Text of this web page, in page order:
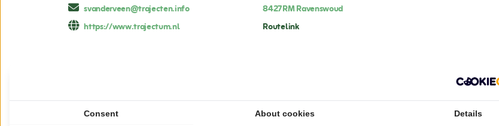
svanderveen@trajecten.info
https://www.trajectum.nl
8427RMRavenswoud
Routelink
intensieve begeleiding nodig hebben. Bewoners ontvangen 24-uurs zorg en wonen in een
huiselijke sfeer, met een eigen kamer en ruimte voor gezamenlijke activiteiten. Op het terrein
zijn verschillende werkplekken, zoals in de keuken, tuin, werkplaats en creatieve ruimte. Door
Consent About cookies Details